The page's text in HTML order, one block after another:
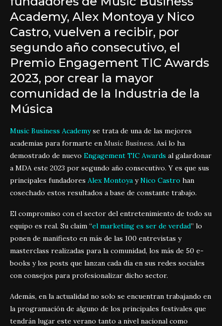
Academy, Alex Montoya y Nico
Castro, vuelven a recibir, por
segundo año consecutivo, el
Premio Engagement TIC Awards
2023, por crear la mayor
comunidad de la Industria de la
Música
Music Business Academyse trata de una de las mejores
academias para formarte en Music Business. Así lo ha
demostrado de nuevo Engagement TIC Awards al galardonar
a MDA este 2023 por segundo año consecutivo. Y es que sus
principales fundadores Alex Montoya yNico Castro han
cosechado estos resultados a base de constante trabajo.
El compromiso con el sector del entretenimiento de todo su
equipo es real. Su claim “el marketing es ser de verdad” lo
ponen de manifiesto en más de las 100 entrevistas y
masterclass realizadas para la comunidad, los más de 50 e-
books y los posts que lanzan cada día en sus redes sociales
con consejos para profesionalizar dicho sector.
Además, en la actualidad no solo se encuentran trabajando en
la programación de alguno de los principales festivales que
tendrán lugar este verano tanto a nivel nacional como